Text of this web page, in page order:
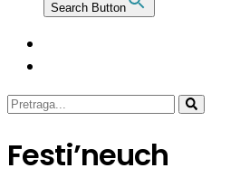
Search Button
Festi’neuch